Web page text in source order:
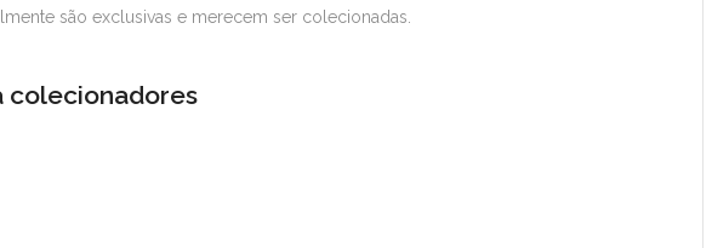
são exclusivas e merecem ser colecionadas.
colecionadores